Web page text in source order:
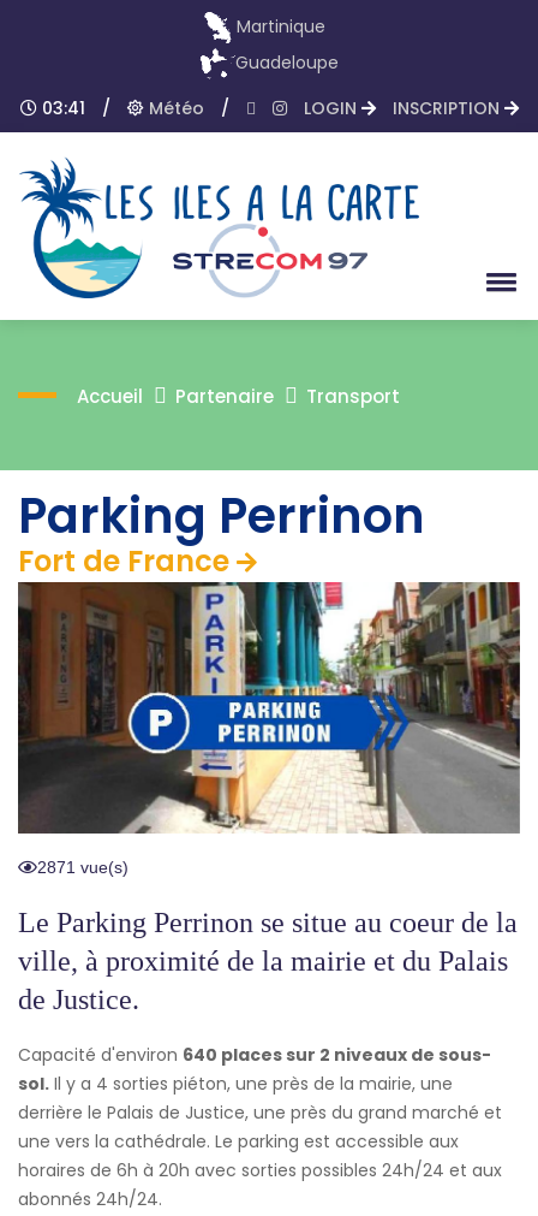
Martinique
Guadeloupe
03:41
/ Météo / LOGIN INSCRIPTION
Accueil Partenaire Transport
Parking Perrinon
Fort de France
2871 vue(s)
Le Parking Perrinon se situe au coeur de la
ville, à proximité de la mairie et du Palais
de Justice.
Capacité d'environ 640 places sur 2 niveaux de sous-
sol. Il y a 4 sorties piéton, une près de la mairie, une
derrière le Palais de Justice, une près du grand marché et
une vers la cathédrale. Le parking est accessible aux
horaires de 6h à 20h avec sorties possibles 24h/24 et aux
abonnés 24h/24.